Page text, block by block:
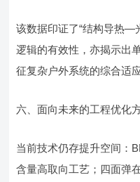
该数据印证了“结构导热—
逻辑的有效性，亦揭示出
征复杂户外系统的综合适
六、面向未来的工程优化
当前技术仍存提升空间：
含量高取向工艺；四面弹